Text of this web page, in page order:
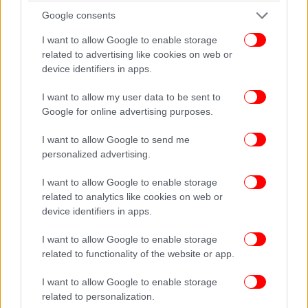
Google consents
I want to allow Google to enable storage
related to advertising like cookies on web or
device identifiers in apps.
I want to allow my user data to be sent to
Google for online advertising purposes.
I want to allow Google to send me
personalized advertising.
I want to allow Google to enable storage
related to analytics like cookies on web or
device identifiers in apps.
I want to allow Google to enable storage
related to functionality of the website or app.
I want to allow Google to enable storage
related to personalization.
Η Εταιρεία ανακοίνωσε μια εμβληματική επένδυση
ύψους €295,5 εκατομμυρίων για τη δημιουργία
μιας καθετοποιημένης γραμμής παραγωγής βωξίτη,
αλουμίνας και γαλλίου στην Ελλάδα, ενισχύοντας
πρώτες ύλες.
Σημαντικό ορόσημο στην ανάπτυξη της METLEN
αποτέλεσε η επίσημη αναγνώριση της επένδυσής
της για την παραγωγή γαλλίου, στη βιομηχανική
Στρατηγικό Έργο από την Ευρωπαϊκή Επιτροπή στο
πλαίσιο του Κανονισμού για τις Κρίσιμες Πρώτες
Ύλες (CRMA).
Επιπλέον, η METLEN προχώρησε στη σύναψη
μακροπρόθεσμων στρατηγικών συμφωνιών με τη
Rio Tinto, εξασφαλίζοντας τον εφοδιασμό βωξίτη
και την διάθεση της αλουμίνας, ενισχύοντας την
ηγετική θέση της Εταιρείας στην παγκόσμια αγορά